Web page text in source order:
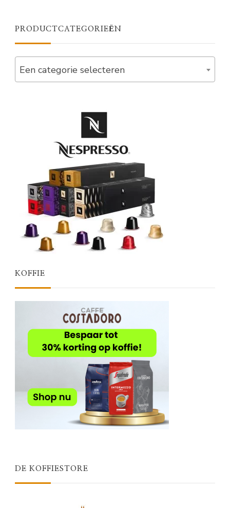
PRODUCTCATEGORIEËN
Een categorie selecteren
KOFFIE
DE KOFFIESTORE